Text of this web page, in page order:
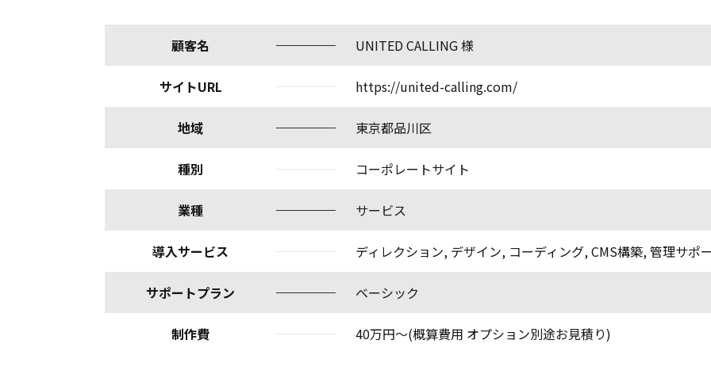
顧客名 UNITED CALLING 様
サイトURL https://united-calling.com/
地域 東京都品川区
種別 コーポレートサイト
業種 サービス
導入サービス ディレクション, デザイン, コーディング,CMS構築,管理サポ
サポートプラン ベーシック
制作費 40万円〜(概算費用 オプション別途お見積り)